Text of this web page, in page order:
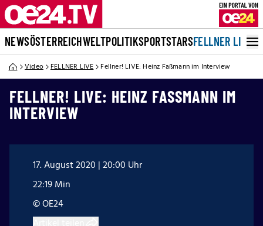
NEWSÖSTERREICHWELTPOLITIKSPORTSTARSFELLNER LIVE
Video FELLNER LIVE Fellner! LIVE: Heinz Faßmann im Interview
FELLNER! LIVE: HEINZ FASSMANN IM I
NTERVIEW
17. August 2020 | 20:00 Uhr
22:19 Min
© OE24